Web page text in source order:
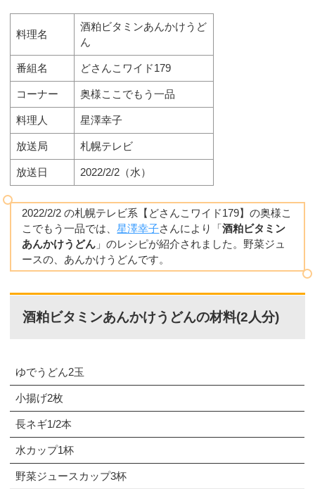
料理名
酒粕ビタミンあんかけうど
ん
番組名 どさんこワイド179
コーナー 奥様ここでもう一品
料理人 星澤幸子
放送局 札幌テレビ
放送日 2022/2/2（水）
2022/2/2 の札幌テレビ系【どさんこワイド179】の奥様こ
こでもう一品では、星澤幸子さんにより「酒粕ビタミン
あんかけうどん 」のレシピが紹介されました。野菜ジュ
ースの、あんかけうどんです。
酒粕ビタミンあんかけうどんの材料(2人分)
ゆでうどん2玉
小揚げ2枚
長ネギ1/2本
水カップ1杯
野菜ジュースカップ3杯